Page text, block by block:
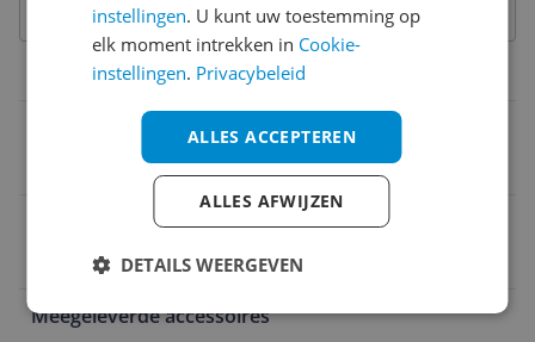
Productinformatie
Verpakkingsinhoud
Beurer HS 60 Stijlborstel -Handleiding
Meegeleverde accessoires
instellingen. U kunt uw toestemming op
elk moment intrekken in Cookie-
instellingen. Privacybeleid
ALLES ACCEPTEREN
ALLES AFWIJZEN
DETAILS WEERGEVEN